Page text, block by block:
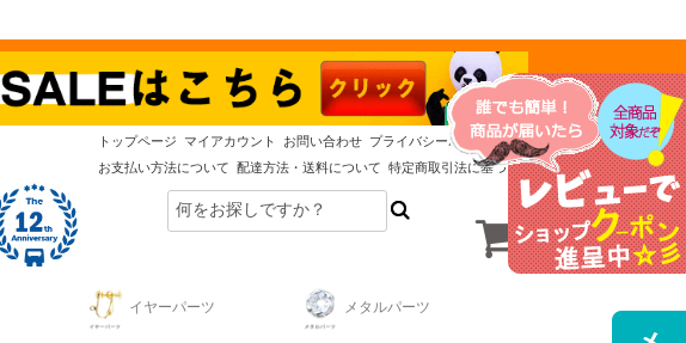
トップページ マイアカウント お問い合わせ プライバシーポリシー
お支払い方法について 配達方法・送料について 特定商取引法に基づく表記
イヤーパーツ メタルパーツ